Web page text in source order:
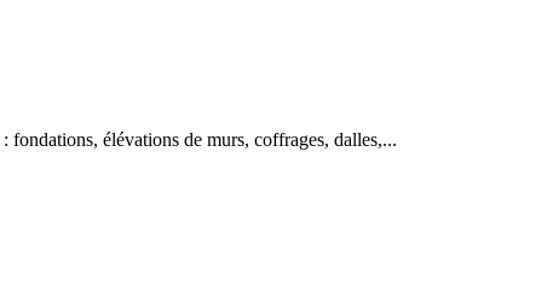
: fondations, élévations de murs, coffrages, dalles,...